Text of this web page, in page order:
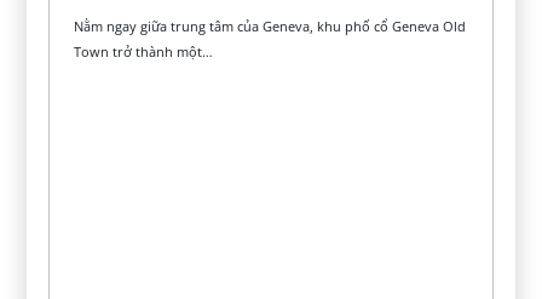
Nằm ngay giữa trung tâm của Geneva, khu phố cổ Geneva Old
Town trở thành một…